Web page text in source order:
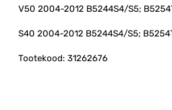
V50 2004-2012 B5244S4/S5;
S40 2004-2012 B5244S4/S5;
Tootekood: 31262676